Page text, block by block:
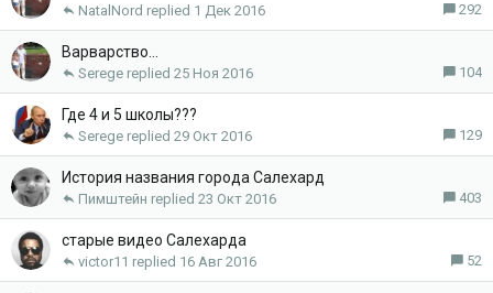
292
1 Дек 2016
NatalNord
Варварство...
104
25 Ноя 2016
Serege
Где 4 и 5 школы???
129
29 Окт 2016
Serege
История названия города Салехард
403
23 Окт 2016
Пимштейн
старые видео Салехарда
52
16 Авг 2016
victor11